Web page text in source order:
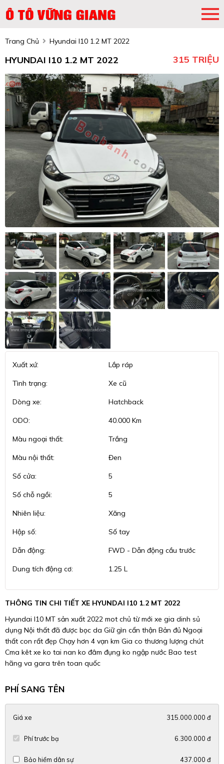
Trang Chủ Hyundai I10 1.2 MT 2022
HYUNDAI I10 1.2 MT 2022 315 TRIỆU
Xuất xứ: Lắp ráp
Tình trạng: Xe cũ
Dòng xe: Hatchback
ODO: 40.000 Km
Màu ngoại thất: Trắng
Màu nội thất: Đen
Số cửa: 5
Số chỗ ngồi: 5
Nhiên liệu: Xăng
Hộp số: Số tay
Dẫn động: FWD - Dẫn động cầu trước
Dung tích động cơ: 1.25 L
THÔNG TIN CHI TIẾT XE HYUNDAI I10 1.2 MT 2022
Hyundai I10 MT sản xuất 2022 mot chủ từ mới xe gia dinh sủ
dụng Nội thất đã được bọc da Giữ gìn cẩn thận Bản đủ Ngoại
thất con rất đẹp Chạy hơn 4 vạn km Gia co thương lượng chút
Cma kêt xe ko tai nan ko đâm đụng ko ngập nước Bao test
hãng va gara trên toan quốc
PHÍ SANG TÊN
Giá xe 315.000.000 đ
Phí trước bạ 6.300.000 đ
Bảo hiểm dân sự 437.000 đ